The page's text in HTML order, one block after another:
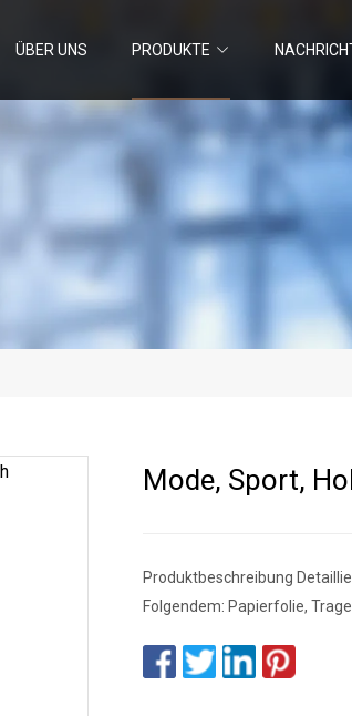
ÜBER UNS PRODUKTE
Mode, Sport,
Produktbeschreibung
Folgendem: Papierfolie,